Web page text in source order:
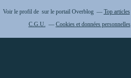
Voir le profil de sur le portail Overblog Top articles
C.G.U.
Cookies et données personnelles